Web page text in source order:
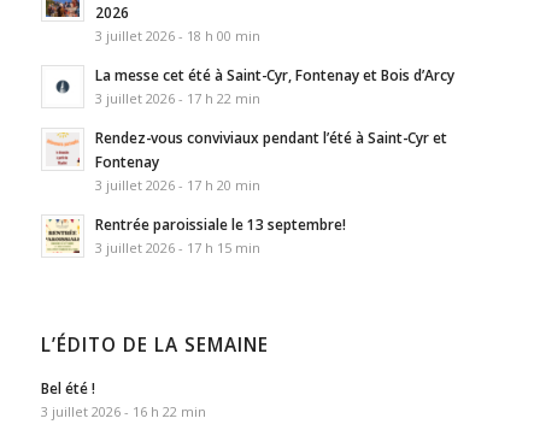
2026
3 juillet 2026 - 18 h 00 min
La messe cet été à Saint-Cyr, Fontenay et Bois d’Arcy
3 juillet 2026 - 17 h 22 min
Rendez-vous conviviaux pendant l’été à Saint-Cyr et
Fontenay
3 juillet 2026 - 17 h 20 min
Rentrée paroissiale le 13 septembre!
3 juillet 2026 - 17 h 15 min
L’ÉDITO DE LA SEMAINE
Bel été !
3 juillet 2026 - 16 h 22 min